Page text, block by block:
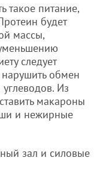
такое питание,
будет
массы,
следует
обмен
Из
макароны
и нежирные
зал и силовые